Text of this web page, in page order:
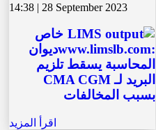
14:38 | 28 September 2023
خاص
:www.limslb.comديوان
المحاسبة يسقط تلزيم
البريد لـ CMA CGM
بسبب المخالفات
اقرأ المزيد